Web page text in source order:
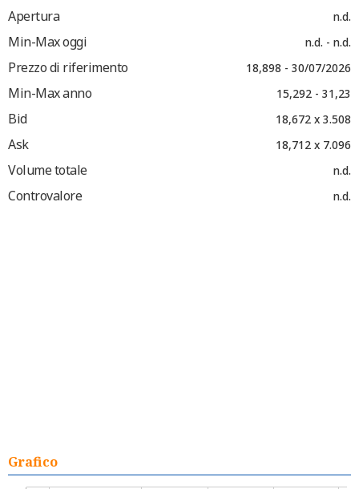
Apertura
n.d.
Min-Max oggi n.d. - n.d.
Prezzo di riferimento 18,898 - 30/07/2026
Min-Max anno 15,292 - 31,23
Bid 18,672 x 3.508
Ask 18,712 x 7.096
Volume totale n.d.
Controvalore n.d.
Grafico